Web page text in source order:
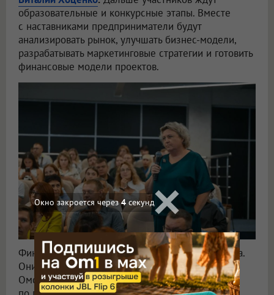
образовательные и конкурсные этапы. Вместе
с наставниками предприниматели будут
анализировать рынок, улучшать бизнес-модели,
разрабатывать маркетинговые стратегии и готовить
финансовые модели проектов.
Финалисты представят свои идеи жюри конкурса.
Они смогут получить призы от правительства
Омской области, а также бесплатное обучение
Окно закроется через2 секунд